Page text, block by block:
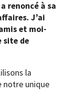
renoncé à sa
J’ai
et moi-
site de
la
notre unique